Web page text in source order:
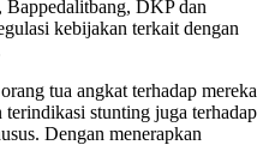
DKP dan
kebijakan terkait dengan
tua angkat terhadap mereka
stunting juga terhadap
Dengan menerapkan